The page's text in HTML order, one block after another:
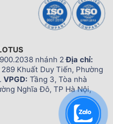
nhánh 2Địa chỉ:
Khuất Duy Tiến, Phường
VPGD: Tầng 3, Tòa nhà
Nghĩa Đô, TP Hà Nội,